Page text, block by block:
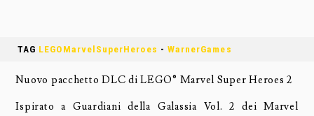
TAG LEGOMarvelSuperHeroes - WarnerGames
Nuovo pacchetto DLC di LEGO® Marvel Super Heroes 2
Ispirato a Guardiani della Galassia Vol. 2 dei Marvel